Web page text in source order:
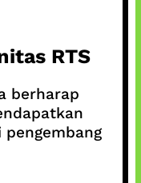
RTS
berharap